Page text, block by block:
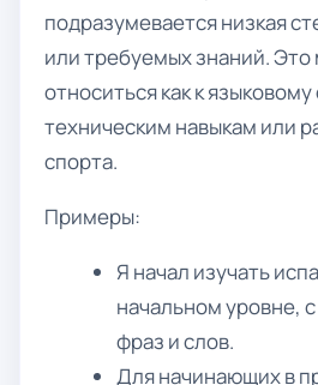
подразумевается низкая
или требуемых знаний.
относиться как к
техническим навыкам или
спорта.
Примеры:
Я начал изучать
начальном уровне,
фраз и слов.
Для начинающих в